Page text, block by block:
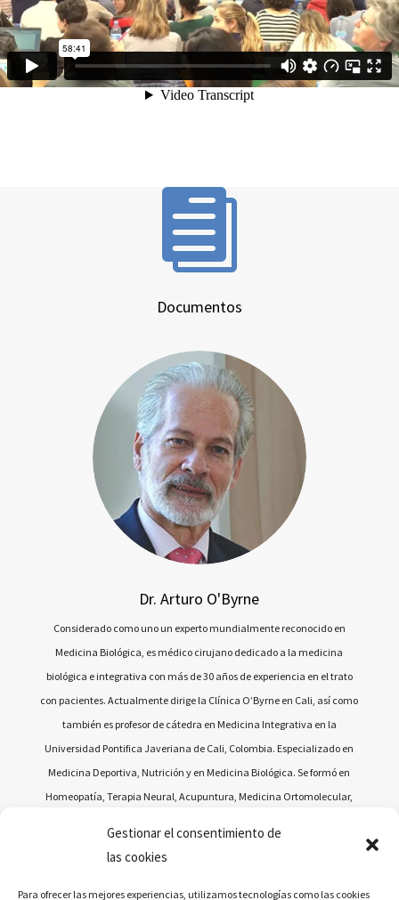
Gestionar el consentimiento de
las cookies
Para ofrecer las mejores experiencias, utilizamos tecnologías como las cookies

Documentos
Dr. Arturo O'Byrne
Considerado como uno un experto mundialmente reconocido en
Medicina Biológica, es médico cirujano dedicado a la medicina
biológica e integrativa con más de 30 años de experiencia en el trato
con pacientes. Actualmente dirige la Clínica O’Byrne en Cali, así como
también es profesor de cátedra en Medicina Integrativa en la
Universidad Pontifica Javeriana de Cali, Colombia. Especializado en
Medicina Deportiva, Nutrición y en Medicina Biológica. Se formó en
Homeopatía, Terapia Neural, Acupuntura, Medicina Ortomolecular,
Médica para Iberoamérica de la Sociedad Internacional de